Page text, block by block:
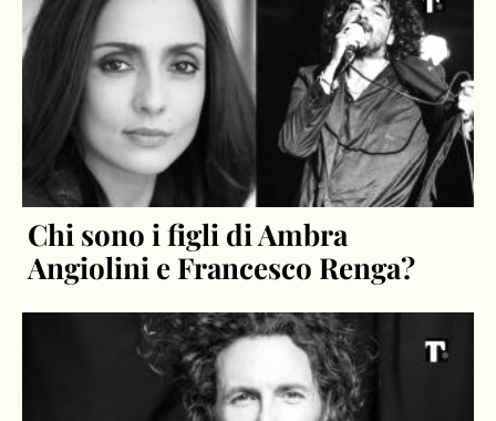
Chi sono i figli di Ambra
Angiolini e Francesco Renga?